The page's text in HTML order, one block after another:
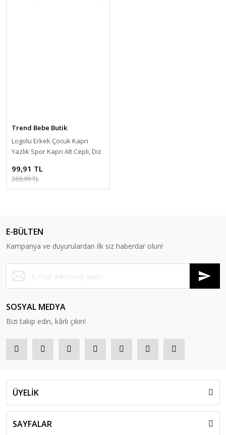
Trend Bebe Butik
Logolu Erkek Çocuk Kapri
Yazlık Spor Kapri Alt Cepli, Diz
Rahat Şık Günlük Giyim
LACİVERT - 11 YAŞ
99,91 TL
269,99 TL
E-BÜLTEN
Kampanya ve duyurulardan ilk siz haberdar olun!
SOSYAL MEDYA
Bizi takip edin, kârlı çıkın!
ÜYELİK
SAYFALAR